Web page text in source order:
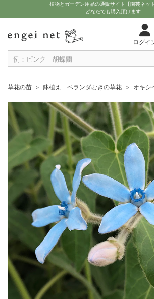
植物とガーデン用品の通販サイト【園芸ネ
どなたでも購入頂けます
ログイ
草花の苗 鉢植え ベランダむきの草花 オキシ